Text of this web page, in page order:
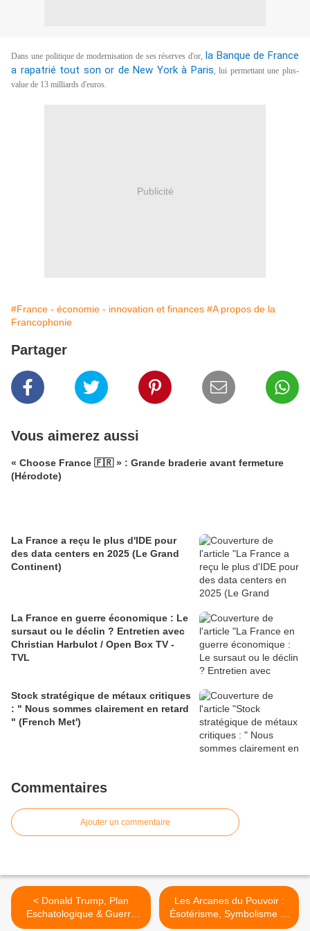
Dans une politique de modernisation de ses réserves d'or, la Banque de France
a rapatrié tout son or de New York à Paris, lui permettant une plus-
value de 13 milliards d'euros.
Publicité
#France - économie - innovation et finances #A propos de la
Francophonie
Partager
Vous aimerez aussi
« Choose France 🇫🇷 » : Grande braderie avant fermeture
(Hérodote)
La France a reçu le plus d'IDE pour
des data centers en 2025 (Le Grand
Continent)
La France en guerre économique : Le
sursaut ou le déclin ? Entretien avec
Christian Harbulot / Open Box TV -
TVL
Stock stratégique de métaux critiques
: " Nous sommes clairement en retard
" (French Met')
Commentaires
Ajouter un commentaire
< Donald Trump, Plan
Eschatologique & Guerre
en Iran | 5 niveaux de
Les Arcanes du Pouvoir :
Ésotérisme, Symbolisme et
les Dessous des Cartes de